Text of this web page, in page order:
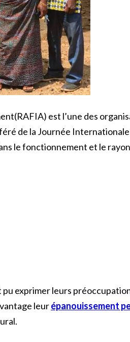
est l’une des
de la Journée
le fonctionnement et le
exprimer leurs
leurépanouissement